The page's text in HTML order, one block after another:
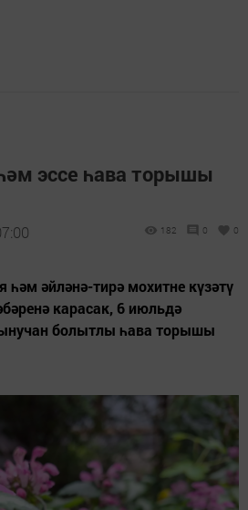
эссе һава торышы
182 0 0
һәм әйләнә-тирә мохитне күзәтү
карасак, 6 июльдә
болытлы һава торышы